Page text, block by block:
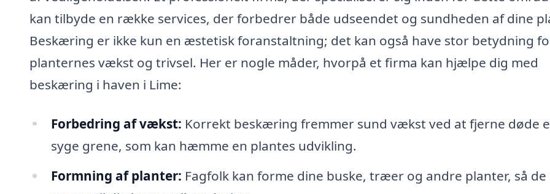
kan tilbyde en række services, der forbedrer både udseendet og sundheden af dine
Beskæring er ikke kun en æstetisk foranstaltning; det kan også have stor betydning
planternes vækst og trivsel. Her er nogle måder, hvorpå et firma kan hjælpe dig med
beskæring i haven i Lime:
Forbedring af vækst: Korrekt beskæring fremmer sund vækst ved at fjerne døde
syge grene, som kan hæmme en plantes udvikling.
Formning af planter: Fagfolk kan forme dine buske, træer og andre planter, så de